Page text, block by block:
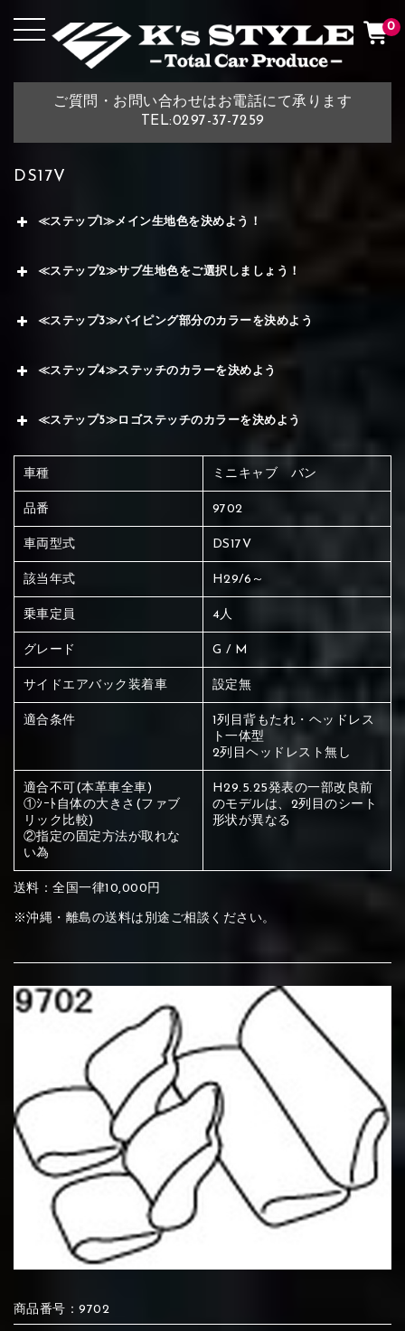
ご質問・お問い合わせはお電話にて承ります
TEL:0297-37-7259
0
DS17V
≪ステップ1≫メイン生地色を決めよう！
赤く塗られている場所を選択
ください
メイン生地は下記16種類からご選択ください。
①Beige
④Brown ⑤Dark Brown ⑥Yellow
⑦Blue
≪ステップ2≫サブ生地色をご選択しましょう！
赤く塗られている部分にカラ
ー選択ください
①Beige ②Gray ③Red
④Brown ⑤Dark Brown ⑥Yellow
⑦Blue ⑧Orange ⑨Pink
≪ステップ3≫パイピング部分のカラーを決めよう
刺繍は下記21種類からご選択ください。
①Beige ②Gray ③Red
≪ステップ4≫ステッチのカラーを決めよう
赤く塗られている場所を選択
ください
刺繍は下記21種類からご選択ください。
①Black ②Gray ③Light gray
④Beige
≪ステップ5≫ロゴステッチのカラーを決めよう
赤く塗られている場所を選択
ください
刺繍は下記21種類からご選択ください。
③Light gray
④Beige ⑤Ivory ⑥Red
車種 ミニキャブ バン
品番 9702
車両型式 DS17V
該当年式 H29/6～
乗車定員 4人
グレード G / M
サイドエアバック装着車 設定無
適合条件
1列目背もたれ・ヘッドレス
ト一体型
2列目ヘッドレスト無し
適合不可(本革車全車)
①ｼｰﾄ自体の大きさ(ファブ
リック比較)
②指定の固定方法が取れな
い為
H29.5.25発表の一部改良前
のモデルは、2列目のシート
形状が異なる
送料：全国一律10,000円
※沖縄・離島の送料は別途ご相談ください。
商品番号：9702